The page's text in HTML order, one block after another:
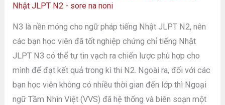
Nhật JLPT N2 - sore na noni
N3 là nền móng cho ngữ pháp tiếng Nhật JLPT N2, nên
các bạn học viên đã tốt nghiệp chứng chỉ tiếng Nhật
JLPT N3 có thể tự tin vạch ra chiến lược phù hợp cho
mình để đạt kết quả trong kì thi N2. Ngoài ra, đối với các
bạn học viên không có nhiều thời gian đến lớp thì Ngoại
ngữ Tầm Nhìn Việt (VVS) đã hệ thống và biên soạn một